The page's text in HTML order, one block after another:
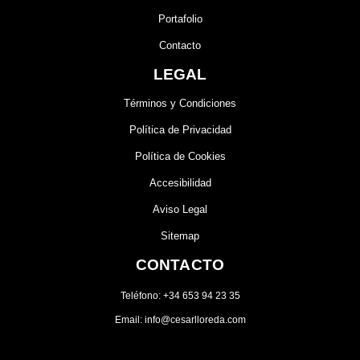
Portafolio
Contacto
LEGAL
Términos y Condiciones
Política de Privacidad
Política de Cookies
Accesibilidad
Aviso Legal
Sitemap
CONTACTO
Teléfono: +34 653 94 23 35
Email: info@cesarlloreda.com